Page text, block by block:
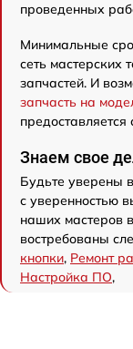
проведенных
Минимальные
сеть мастерских
запчастей. И
запчасть на
Знаем свое
Будьте уверены
с уверенностью
наших мастеров
востребованы
кнопки, Ремонт
Настройка ПО,